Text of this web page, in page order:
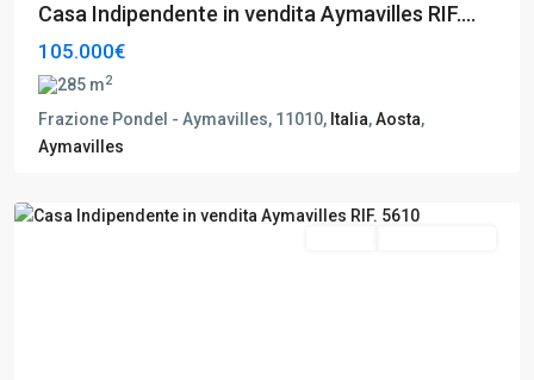
Casa Indipendente in vendita Aymavilles RIF....
105.000€
285 m2
Frazione Pondel - Aymavilles, 11010, Italia,Aosta,
Aymavilles
Aymavilles